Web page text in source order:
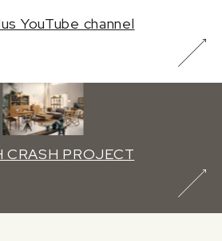
YouTube channel
CRASH PROJECT